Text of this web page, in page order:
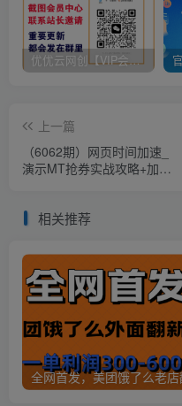
优优云网创【VIP会员专属交流群】
上一篇
（6062期）网页时间加速_
演示MT抢券实战攻略+加速
相关推荐